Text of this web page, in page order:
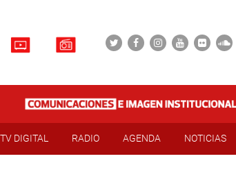
TV DIGITAL RADIO AGENDA NOTICIAS